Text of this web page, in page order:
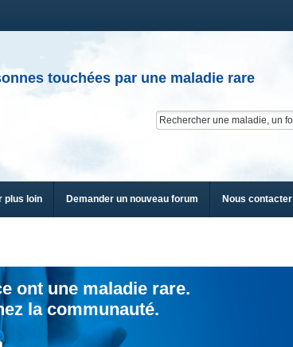
touchées par une maladie rare
plus loin Demander un nouveau forum Nous contacter
ont une maladie rare.
la communauté.